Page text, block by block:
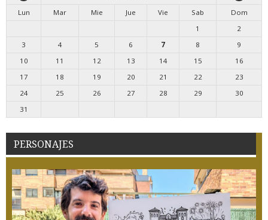
Lun
Mar Mie Jue Vie Sab
Dom
1
2
3
4 5 6 7 8
9
10
11 12 13 14 15
16
17
18 19 20 21 22
23
24
25 26 27 28 29
30
31
PERSONAJES